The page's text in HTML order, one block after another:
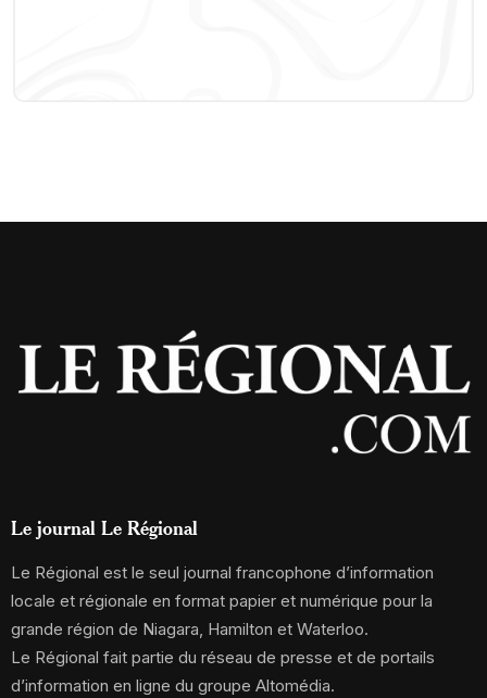
Le journal Le Régional
Le Régional est le seul journal francophone d’information
locale et régionale en format papier et numérique pour la
grande région de Niagara, Hamilton et Waterloo.
Le Régional fait partie du réseau de presse et de portails
d’information en ligne du groupe Altomédia.